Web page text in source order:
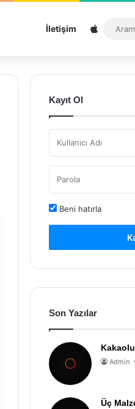
İletişim Sitemap
Kayıt Ol
Beni hatırla
Son Yazılar
Admin
Üç